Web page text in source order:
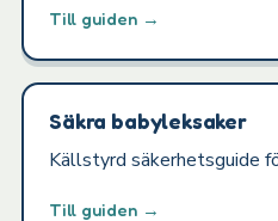
Till guiden →
Säkra babyleksaker
Källstyrd säkerhetsguide
Till guiden →